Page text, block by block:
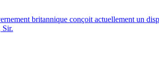
britannique conçoit actuellement un
Sir.